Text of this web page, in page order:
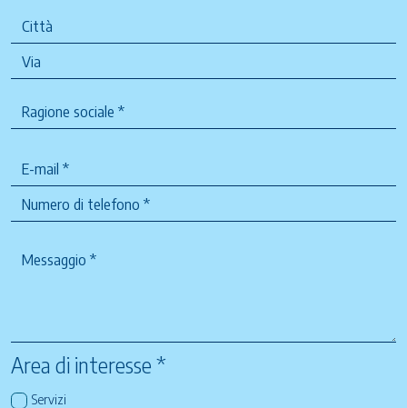
Area di interesse *
Servizi